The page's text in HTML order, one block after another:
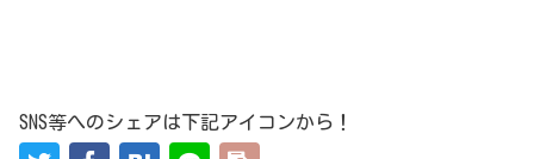
SNS等へのシェアは下記アイコンから！